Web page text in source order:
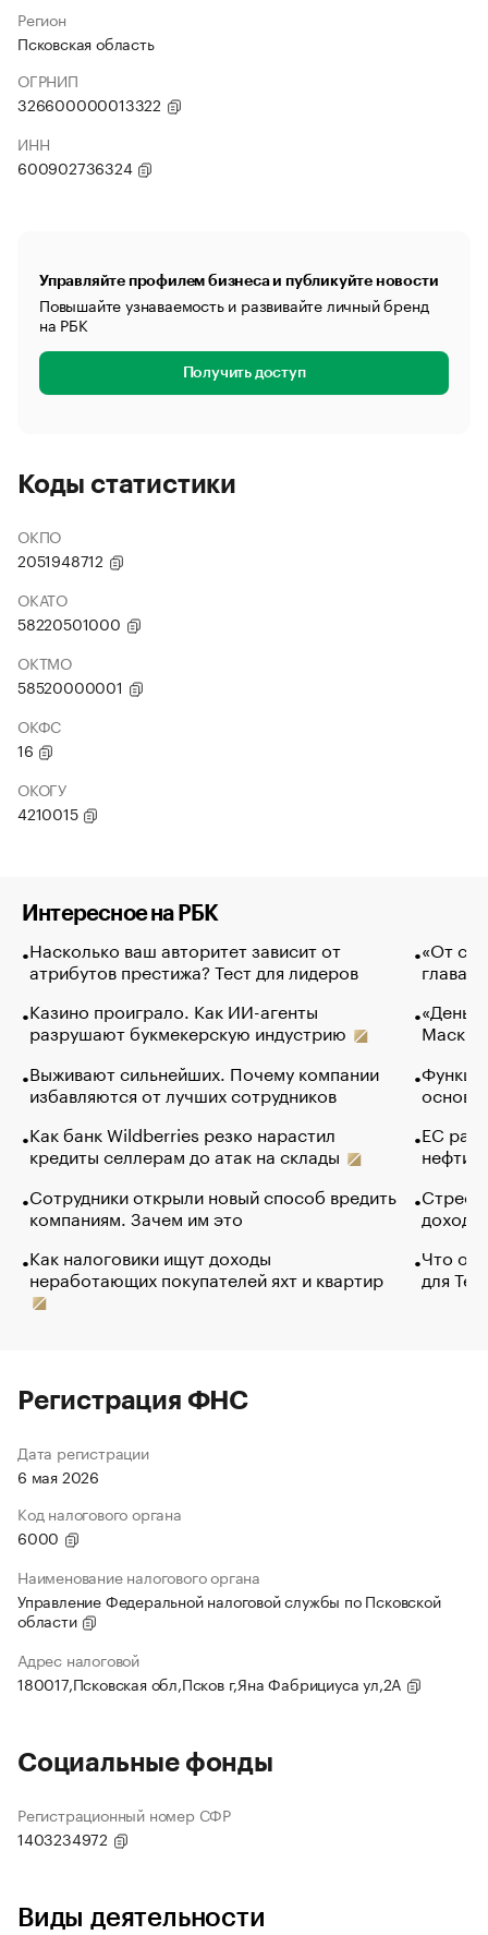
Регион
Псковская область
ОГРНИП
326600000013322
ИНН
600902736324
Управляйте профилем бизнеса и публикуйте новости
Повышайте узнаваемость и развивайте личный бренд
на РБК
Получить доступ
Коды статистики
ОКПО
2051948712
ОКАТО
58220501000
ОКТМО
58520000001
ОКФС
16
ОКОГУ
4210015
Интересное на РБК
Насколько ваш авторитет зависит от
атрибутов престижа? Тест для лидеров
Казино проиграло. Как ИИ-агенты
разрушают букмекерскую индустрию
Выживают сильнейших. Почему компании
избавляются от лучших сотрудников
Как банк Wildberries резко нарастил
кредиты селлерам до атак на склады
Сотрудники открыли новый способ вредить
компаниям. Зачем им это
Как налоговики ищут доходы
неработающих покупателей яхт и квартир
«От
глава
Маск в
основ
ЕС
нефти
Что
для
Регистрация ФНС
Дата регистрации
6 мая 2026
Код налогового органа
6000
Наименование налогового органа
Управление Федеральной налоговой службы по Псковской
области
Адрес налоговой
180017,Псковская обл,Псков г,Яна Фабрициуса ул,2А
Социальные фонды
Регистрационный номер СФР
1403234972
Виды деятельности